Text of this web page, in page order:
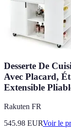
Desserte De
Avec Placard,
Extensible
Rakuten FR
545.98 EURVoir le